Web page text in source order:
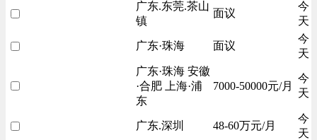
广东.东莞.茶山
镇
面议
今
天
广东·珠海 面议
今
天
广东·珠海 安徽
·合肥 上海·浦
东
7000-50000元/月
今
天
广东.深圳 48-60万元/月
今
天